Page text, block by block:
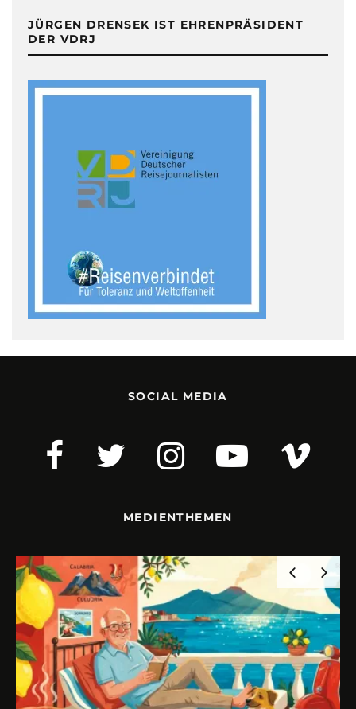
JÜRGEN DRENSEK IST EHRENPRÄSIDENT
DER VDRJ
SOCIAL MEDIA
MEDIENTHEMEN